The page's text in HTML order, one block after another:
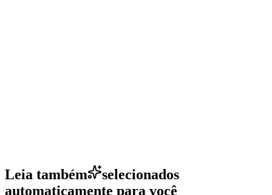
Leia também
selecionados
automaticamente para você